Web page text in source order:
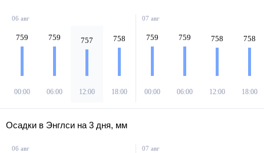
06 авг
759
00:00
759
06:00
757
12:00
758
18:00
07 авг
759
00:00
759
06:00
758
12:00
758
18:00
Осадки в Энглси на 3 дня, мм
06 авг 07 авг